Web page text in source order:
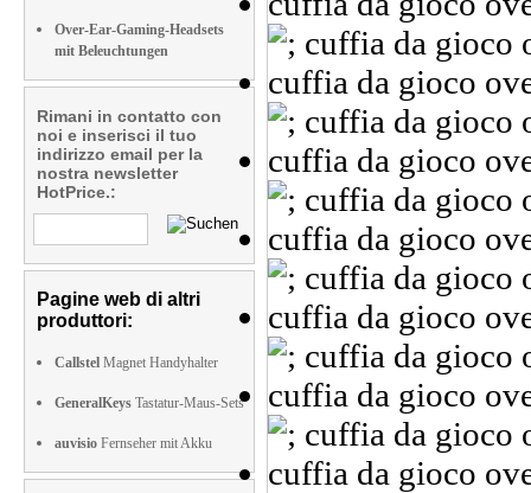
Over-Ear-Gaming-Headsets
mit Beleuchtungen
Rimani in contatto con
noi e inserisci il tuo
indirizzo email per la
nostra newsletter
HotPrice.:
Pagine web di altri
produttori:
Callstel Magnet Handyhalter
GeneralKeys Tastatur-Maus-Sets
auvisio Fernseher mit Akku